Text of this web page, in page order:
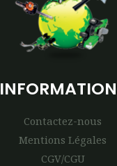
Contactez-nous
Mentions Légales
CGV/CGU